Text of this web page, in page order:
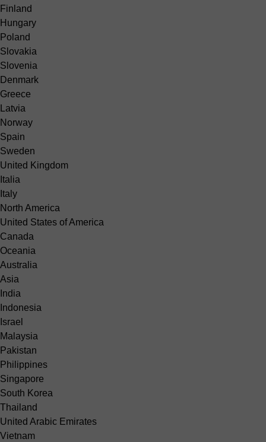
Finland
Hungary
Poland
Slovakia
Slovenia
Denmark
Greece
Latvia
Norway
Spain
Sweden
United Kingdom
Italia
Italy
North America
United States of America
Canada
Oceania
Australia
Asia
India
Indonesia
Israel
Malaysia
Pakistan
Philippines
Singapore
South Korea
Thailand
United Arabic Emirates
Vietnam